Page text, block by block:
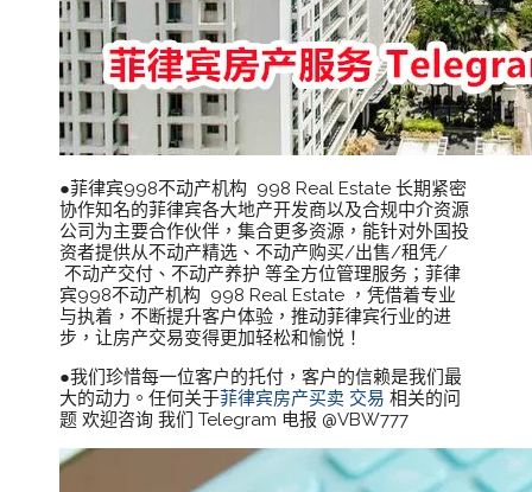
●菲律宾998不动产机构 998 Real Estate 长期紧密
协作知名的菲律宾各大地产开发商以及合规中介资源
公司为主要合作伙伴，集合更多资源，能针对外国投
资者提供从不动产精选、不动产购买/出售/租凭/
不动产交付、不动产养护 等全方位管理服务；菲律
宾998不动产机构 998 Real Estate ，凭借着专业
与执着，不断提升客户体验，推动菲律宾行业的进
步，让房产交易变得更加轻松和愉悦！
●我们珍惜每一位客户的托付，客户的信赖是我们最
大的动力。任何关于菲律宾房产买卖 交易相关的问
题 欢迎咨询 我们 Telegram 电报 @VBW777